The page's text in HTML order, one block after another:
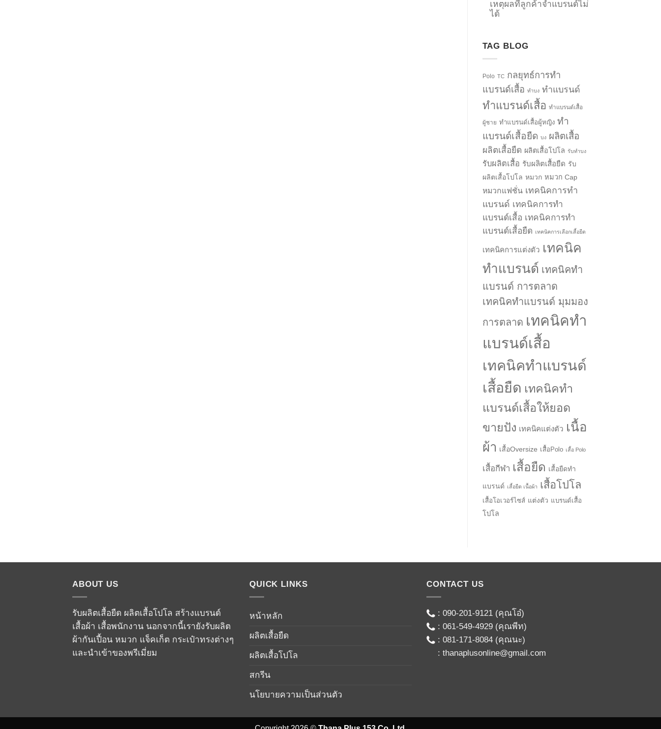
เหตุผลที่ลูกค้าจำแบรนด์ไม่
ได้
TAG BLOG
Polo TC กลยุทธ์การทำ
แบรนด์เสื้อ ทำบง ทำแบรนด์
ทำแบรนด์เสื้อ ทำแบรนด์เสื้อ
ผู้ชาย ทำแบรนด์เสื้อผู้หญิง ทำ
แบรนด์เสื้อยืด บง ผลิตเสื้อ
ผลิตเสื้อยืด ผลิตเสื้อโปโล รับทำบง
รับผลิตเสื้อ รับผลิตเสื้อยืด รับ
ผลิตเสื้อโปโล หมวก หมวก Cap
หมวกแฟชั่น เทคนิคการทำ
แบรนด์ เทคนิคการทำ
แบรนด์เสื้อ เทคนิคการทำ
แบรนด์เสื้อยืด เทคนิคการเลือกเสื้อยืด
เทคนิคการแต่งตัว เทคนิค
ทำแบรนด์ เทคนิคทำ
แบรนด์ การตลาด
เทคนิคทำแบรนด์ มุมมอง
การตลาด เทคนิคทำ
แบรนด์เสื้อ
เทคนิคทำแบรนด์
เสื้อยืด เทคนิคทำ
แบรนด์เสื้อให้ยอด
ขายปัง เทคนิคแต่งตัว เนื้อ
ผ้า เสื้อOversize เสื้อPolo เสื้อ Polo
เสื้อกีฬา เสื้อยืด เสื้อยืดทำ
แบรนด์ เสื้อยืด เนื้อผ้า เสื้อโปโล
เสื้อโอเวอร์ไซส์ แต่งตัว แบรนด์เสื้อ
โปโล
ABOUT US
รับผลิตเสื้อยืด ผลิตเสื้อโปโล สร้างแบรนด์
เสื้อผ้า เสื้อพนักงาน นอกจากนี้เรายังรับผลิต
ผ้ากันเปื้อน หมวก แจ็คเก็ต กระเป๋าทรงต่างๆ
และนำเข้าของพรีเมี่ยม
QUICK LINKS
หน้าหลัก
ผลิตเสื้อยืด
ผลิตเสื้อโปโล
สกรีน
นโยบายความเป็นส่วนตัว
CONTACT US
: 090-201-9121(คุณโอ๋)
: 061-549-4929(คุณพีท)
: 081-171-8084(คุณนะ)
: thanaplusonline@gmail.com